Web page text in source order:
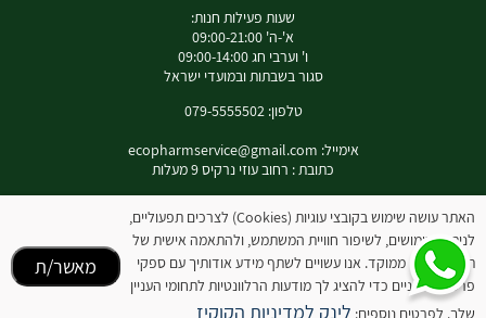
שעות פעילות חנות:
א'-ה' 09:00-21:00
ו' וערבי חג 09:00-14:00
סגור בשבתות ובמועדי ישראל
טלפון: 079-5555502
אימייל: ecopharmservice@gmail.com
כתובת : רחוב עוזי נרקיס 9 מעלות
לאינסטגרם שלנו
המידע באתר זה אינו מהווה תחליף להיוועצות עם רופא או רוקח בטרם רכישת המוצר והתחלת
הטיפול בו. יש לעיין בעלון לצרכן לפני השימוש בתכשיר .
האתר עושה שימוש בקובצי עוגיות (Cookies) לצרכים תפעוליים,
לניתוח שימושים, לשיפור חוויית המשתמש, ולהתאמה אישית של
תוכן ופרסום ממוקד. אנו עשויים לשתף מידע אודותיך עם ספקי
פרסום חיצוניים כדי להציג לך מודעות הרלוונטיות לתחומי העניין
שלך. לפרטים נוספים: לינק למדיניות הקוקיז
מאשר/ת